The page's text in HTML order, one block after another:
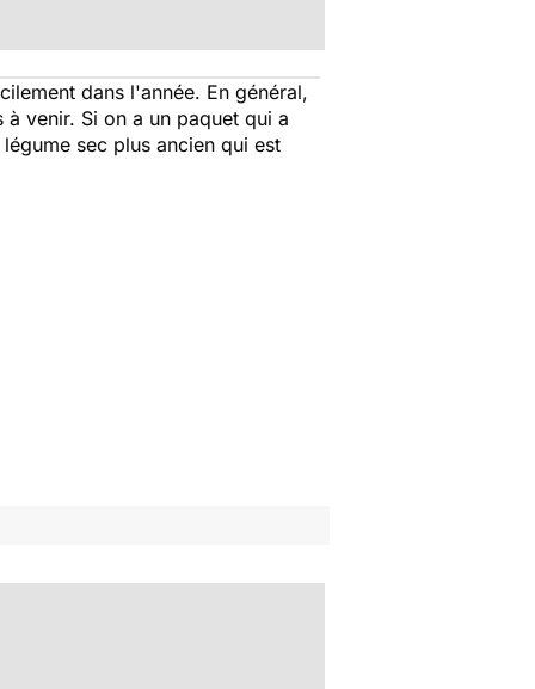
dans l'année. En général,
venir. Si on a un paquet qui a
sec plus ancien qui est